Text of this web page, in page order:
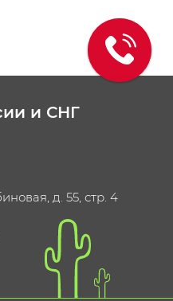
и СНГ
д. 55, стр. 4